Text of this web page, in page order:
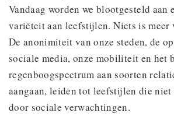
Vandaag worden we blootgesteld aan
variëteit aan leefstijlen. Niets is meer
De anonimiteit van onze steden, de
sociale media, onze mobiliteit en het
regenboogspectrum aan soorten
aangaan, leiden tot leefstijlen die niet
door sociale verwachtingen.